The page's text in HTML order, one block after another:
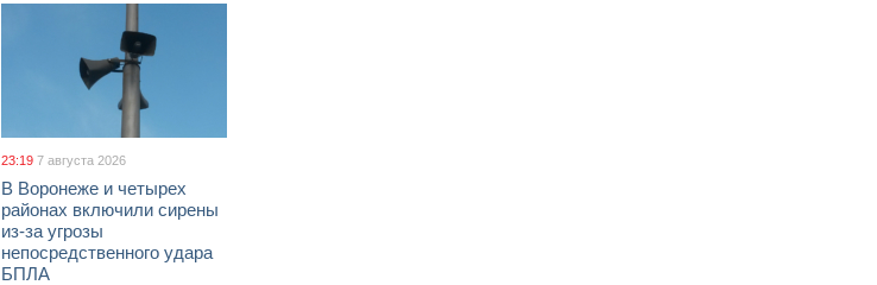
23:19 7 августа 2026
В Воронеже и четырех
районах включили сирены
из-за угрозы
непосредственного удара
БПЛА